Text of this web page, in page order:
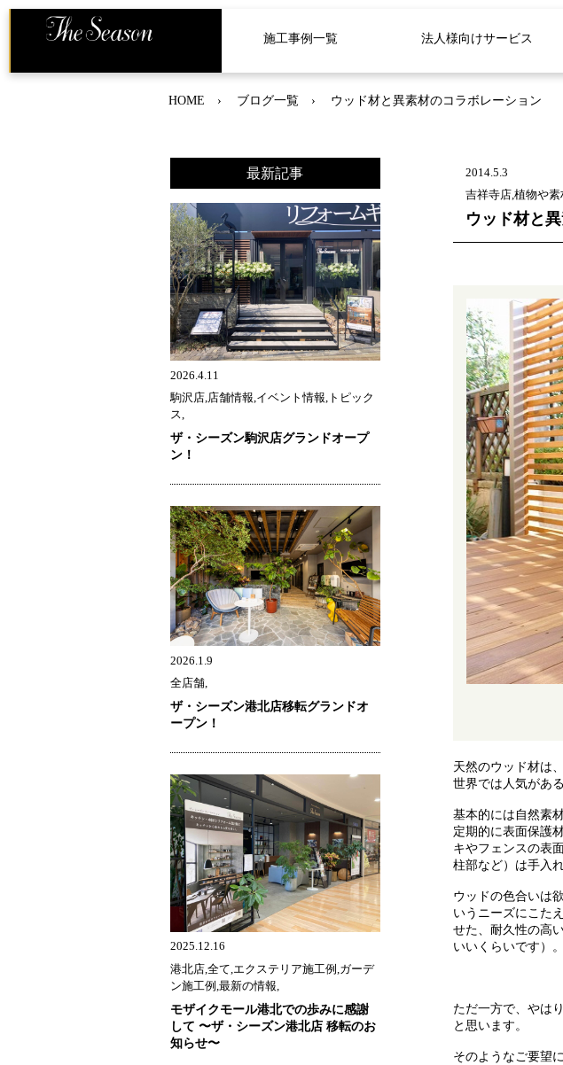
施工事例一覧 法人様向けサービス
HOME ブログ一覧 ウッド材と異素材のコラボレーション
2014.5.3
吉祥寺店,植物や
ウッド材と
天然のウッド材は
世界では人気があ
基本的には自然素
定期的に表面保護
キやフェンスの表
柱部など）は手入
ウッドの色合いは
いうニーズにこた
せた、耐久性の高
いいくらいです）。
ただ一方で、やは
と思います。
そのようなご要望
最新記事
2026.4.11
駒沢店,店舗情報,イベント情報,トピック
ス,
ザ・シーズン駒沢店グランドオープ
ン！
2026.1.9
全店舗,
ザ・シーズン港北店移転グランドオ
ープン！
2025.12.16
港北店,全て,エクステリア施工例,ガーデ
ン施工例,最新の情報,
モザイクモール港北での歩みに感謝
して 〜ザ・シーズン港北店 移転のお
知らせ〜